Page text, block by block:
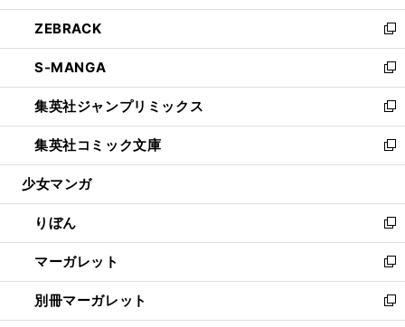
開
く
ウ
で
開
く
ン
ド
ウ
で
開
く
ウ
ィ
ン
ド
ウ
で
開
く
し
い
ウ
ィ
ン
ド
ウ
で
開
ZEBRACK
新
し
い
ウ
ィ
ン
ド
ウ
開
く
S-MANGA
新
し
い
ウ
ィ
ン
ウ
で
開
く
集英社ジャンプリミックス
新
し
い
ウ
ン
ド
ウ
で
開
く
集英社コミック文庫
新
し
ウ
ィ
ン
ド
ウ
で
開
少女マンガ
りぼん
新
し
い
ウ
ィ
ン
マーガレット
新
し
い
ウ
別冊マーガレット
新
し